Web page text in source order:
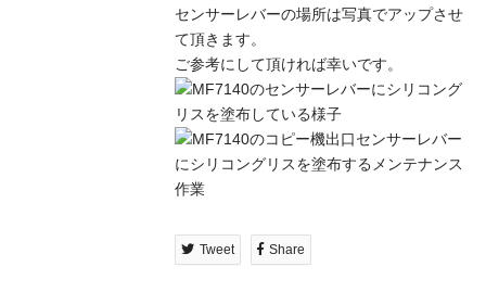
センサーレバーの場所は写真でアップさせ
て頂きます。
ご参考にして頂ければ幸いです。
Tweet Share